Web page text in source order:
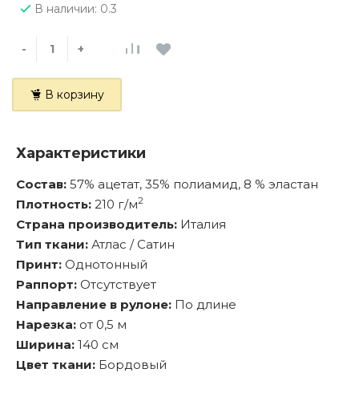
В наличии: 0.3
- +
В корзину
Характеристики
Состав: 57% ацетат, 35% полиамид, 8 % эластан
Плотность: 210 г/м2
Страна производитель: Италия
Тип ткани: Атлас / Сатин
Принт: Однотонный
Раппорт: Отсутствует
Направление в рулоне: По длине
Нарезка: от 0,5 м
Ширина: 140 см
Цвет ткани: Бордовый